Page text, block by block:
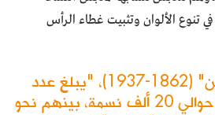
تنوع الألوان وتثبيت غطاء الرأس
وفق "ألكسي سوفورين" (1862-1937)، "يبلغ عدد
سكان "نابلس" الآن حوالي 20 ألف نسمة، بينهم نحو